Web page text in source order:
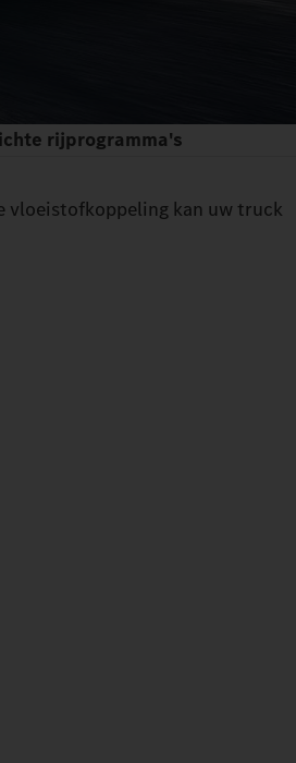
rijprogramma's
vloeistofkoppeling kan uw truck